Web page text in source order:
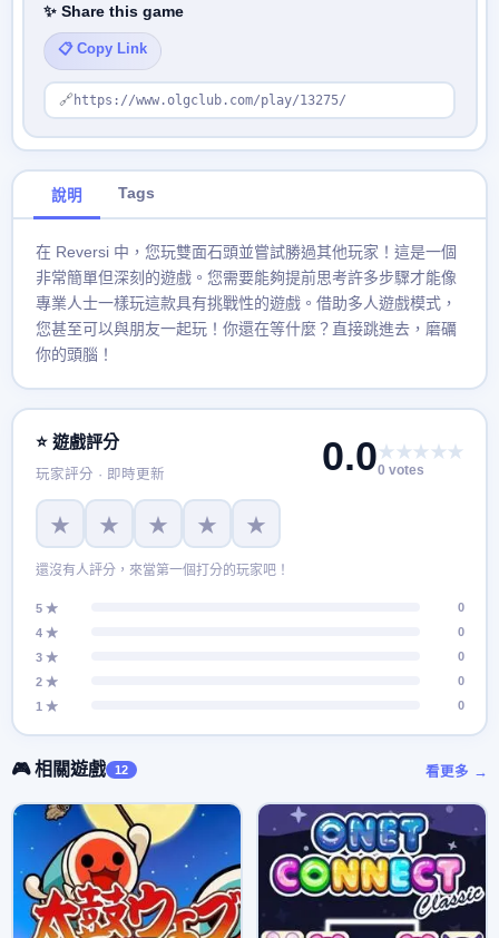
✨ Share this game
📋 Copy Link
🔗 https://www.olgclub.com/play/13275/
說明 Tags
在 Reversi 中，您玩雙面石頭並嘗試勝過其他玩家！這是一個
非常簡單但深刻的遊戲。您需要能夠提前思考許多步驟才能像
專業人士一樣玩這款具有挑戰性的遊戲。借助多人遊戲模式，
您甚至可以與朋友一起玩！你還在等什麼？直接跳進去，磨礪
你的頭腦！
⭐ 遊戲評分
玩家評分 · 即時更新 0.0★★★★★
0 votes
★ ★ ★ ★ ★
還沒有人評分，來當第一個打分的玩家吧！
5 ★
0
4 ★
0
3 ★
0
2 ★
0
1 ★
0
🎮 相關遊戲 12 看更多 →